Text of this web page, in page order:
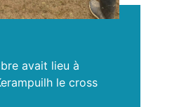
avait lieu à
le cross